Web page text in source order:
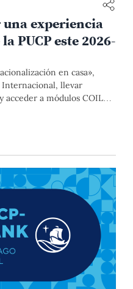
experiencia
PUCP este 2026-
en casa»,
Internacional, llevar
acceder a módulos COIL
de universidades